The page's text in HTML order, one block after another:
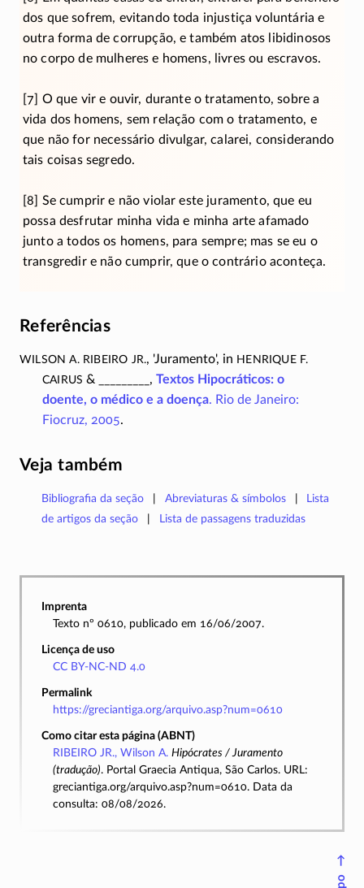
dos que sofrem, evitando toda injustiça voluntária e
outra forma de corrupção, e também atos libidinosos
no corpo de mulheres e homens, livres ou escravos.
[7] O que vir e ouvir, durante o tratamento, sobre a
vida dos homens, sem relação com o tratamento, e
que não for necessário divulgar, calarei, considerando
tais coisas segredo.
[8] Se cumprir e não violar este juramento, que eu
possa desfrutar minha vida e minha arte afamado
junto a todos os homens, para sempre; mas se eu o
transgredir e não cumprir, que o contrário aconteça.
Referências
Wilson A. Ribeiro Jr., 'Juramento', in Henrique F.
Cairus & _________,Textos Hipocráticos: o
doente, o médico e a doença. Rio de Janeiro:
Fiocruz, 2005.
Veja também
Bibliografia da seção Abreviaturas & símbolos
Lista
de artigos da seção
Lista de passagens traduzidas
Imprenta
Texto nº 0610, publicado em 16/06/2007.
Licença de uso
CC BY-NC-ND 4.0
Permalink
https://greciantiga.org/arquivo.asp?num=0610
Como citar esta página (ABNT)
RIBEIRO JR., Wilson A. Hipócrates / Juramento
(tradução). Portal Graecia Antiqua, São Carlos. URL:
greciantiga.org/arquivo.asp?num=0610. Data da
consulta: 08/08/2026.
↑